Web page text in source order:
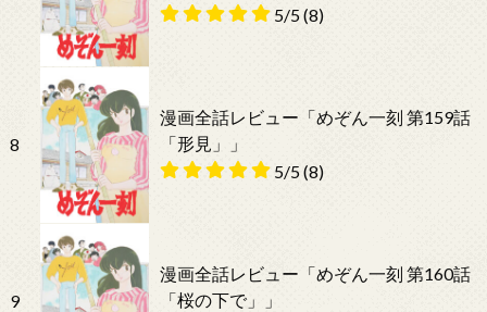
5/5(8)
8
漫画全話レビュー「めぞん一刻 第159話
「形見」」
5/5(8)
9
漫画全話レビュー「めぞん一刻 第160話
「桜の下で」」